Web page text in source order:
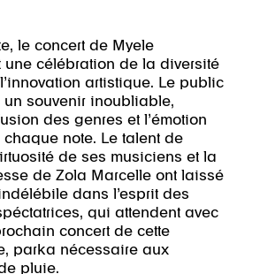
le concert de Myele
une célébration de la diversité
artistique. Le public
un souvenir inoubliable,
des genres et l’émotion
note. Le talent de
de ses musiciens et la
de Zola Marcelle ont laissé
dans l’esprit des
qui attendent avec
concert de cette
parka nécessaire aux
pluie.